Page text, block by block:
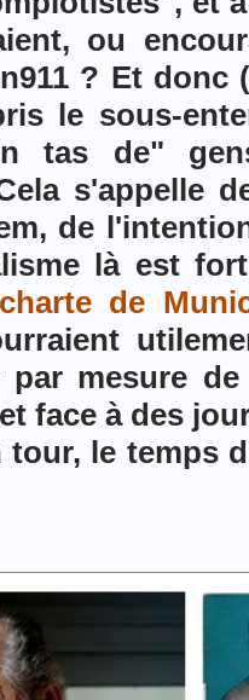
ou
? Et
le sous-
tas de"
s'appelle
de
là est
de
par mesure
face à des
le temps